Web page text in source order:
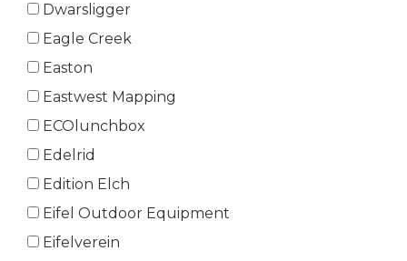
Dwarsligger
Eagle Creek
Easton
Eastwest Mapping
ECOlunchbox
Edelrid
Edition Elch
Eifel Outdoor Equipment
Eifelverein